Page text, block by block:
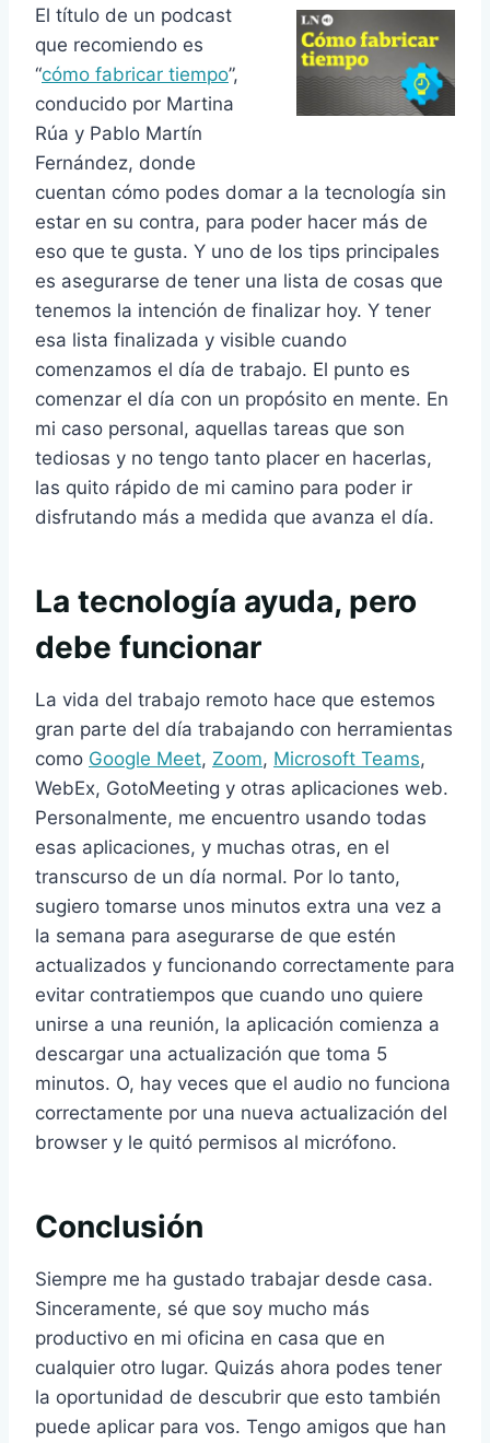
El título de un podcast
que recomiendo es
“cómo fabricar tiempo”,
conducido por Martina
Rúa y Pablo Martín
Fernández, donde
cuentan cómo podes domar a la tecnología sin
estar en su contra, para poder hacer más de
eso que te gusta. Y uno de los tips principales
es asegurarse de tener una lista de cosas que
tenemos la intención de finalizar hoy. Y tener
esa lista finalizada y visible cuando
comenzamos el día de trabajo. El punto es
comenzar el día con un propósito en mente. En
mi caso personal, aquellas tareas que son
tediosas y no tengo tanto placer en hacerlas,
las quito rápido de mi camino para poder ir
disfrutando más a medida que avanza el día.
La tecnología ayuda, pero
debe funcionar
La vida del trabajo remoto hace que estemos
gran parte del día trabajando con herramientas
como Google Meet, Zoom, Microsoft Teams,
WebEx, GotoMeeting y otras aplicaciones web.
Personalmente, me encuentro usando todas
esas aplicaciones, y muchas otras, en el
transcurso de un día normal. Por lo tanto,
sugiero tomarse unos minutos extra una vez a
la semana para asegurarse de que estén
actualizados y funcionando correctamente para
evitar contratiempos que cuando uno quiere
unirse a una reunión, la aplicación comienza a
descargar una actualización que toma 5
minutos. O, hay veces que el audio no funciona
correctamente por una nueva actualización del
browser y le quitó permisos al micrófono.
Conclusión
Siempre me ha gustado trabajar desde casa.
Sinceramente, sé que soy mucho más
productivo en mi oficina en casa que en
cualquier otro lugar. Quizás ahora podes tener
la oportunidad de descubrir que esto también
puede aplicar para vos. Tengo amigos que han